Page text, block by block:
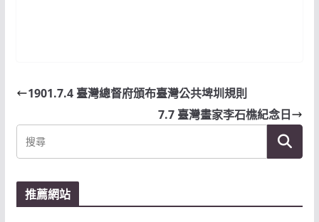
1901.7.4 臺灣總督府頒布臺灣公共埤圳規則
7.7 臺灣畫家李石樵紀念日
推薦網站